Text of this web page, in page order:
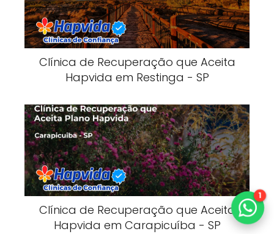
Clínica de Recuperação que Aceita
Hapvida em Restinga - SP
Clínica de Recuperação que Aceita
Hapvida em Carapicuíba - SP
1